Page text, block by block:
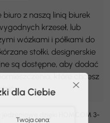
z naszą linią biurek
krzeseł, lub
wózkami i półkami do
stołki, designerskie
są dostępne, aby dodać
które chcesz
jedzeniowe dzięki HOMCOM 3-
dla Ciebie
Twoja cena: